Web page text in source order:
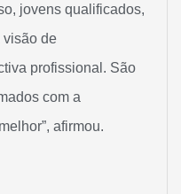
jovens qualificados,
visão de
profissional. São
com a
afirmou.